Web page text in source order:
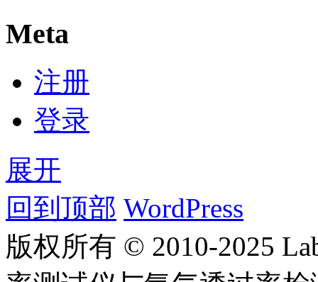
Meta
注册
登录
展开
回到顶部 WordPress
版权所有 © 2010-2025